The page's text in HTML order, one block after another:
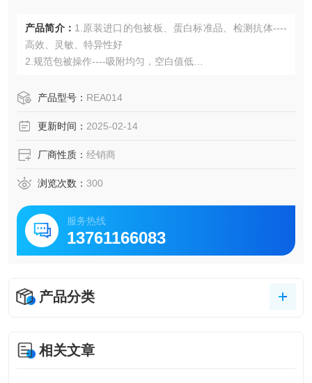
产品简介： 1.原装进口的包被板、蛋白标准品、检测抗体----
高效、灵敏、特异性好
2.规范包被操作----吸附均匀，空白值低
4.适用于血浆、血清、组织匀浆液、细胞培养上清液、尿液、
5.可检测动物类型丰富：人、猴、大鼠、小鼠、兔、猪、犬、
6.检测指标齐全：炎症因子、血管生成素、动脉粥样硬化因
子、趋化因子、生长因子、基质金属蛋白酶、脂肪因子等。
产品型号： REA014
更新时间： 2025-02-14
厂商性质： 经销商
浏览次数： 300
服务热线
13761166083
产品分类
相关文章